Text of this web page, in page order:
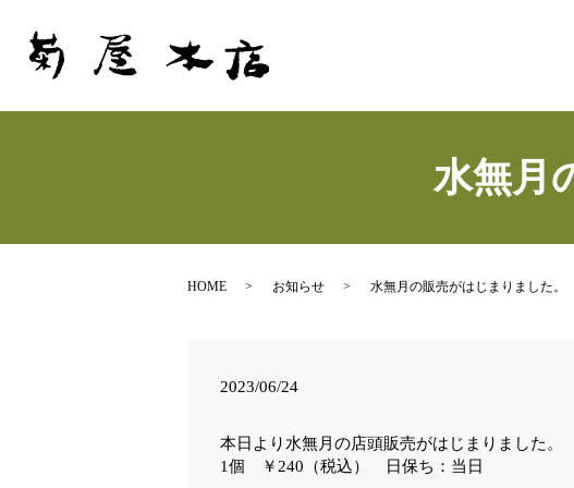
水無月
HOME お知らせ 水無月の販売がはじまりました。
2023/06/24
本日より水無月の店頭販売がはじまりました。
1個 ￥240（税込） 日保ち：当日